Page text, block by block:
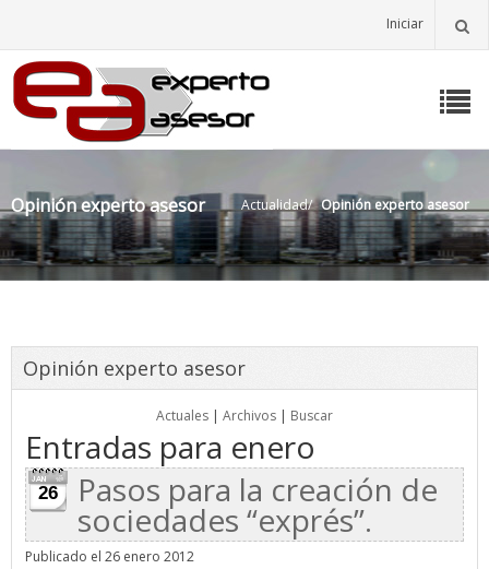
Iniciar
Opinión experto asesor Actualidad/ Opinión experto asesor
Opinión experto asesor
Actuales | Archivos | Buscar
Entradas para enero
26 Pasos para la creación de
sociedades “exprés”.
Publicado el 26 enero 2012